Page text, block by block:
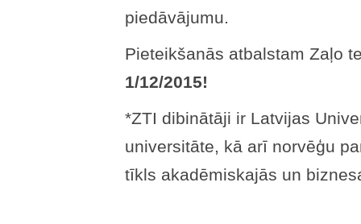
piedāvājumu.
Pieteikšanās atbalstam Zaļo
1/12/2015!
*ZTI dibinātāji ir Latvijas
universitāte, kā arī norvēģu
tīkls akadēmiskajās un